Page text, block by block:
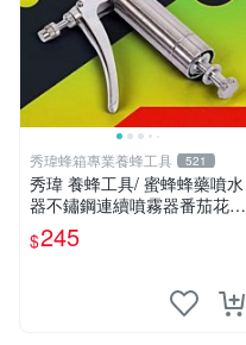
秀瑋蜂箱專業養蜂工具 521
秀瑋 養蜂工具/ 蜜蜂蜂藥噴水
器不鏽鋼連續噴霧器番茄花卉
蔬菜小黃瓜授粉神器授粉槍
$245